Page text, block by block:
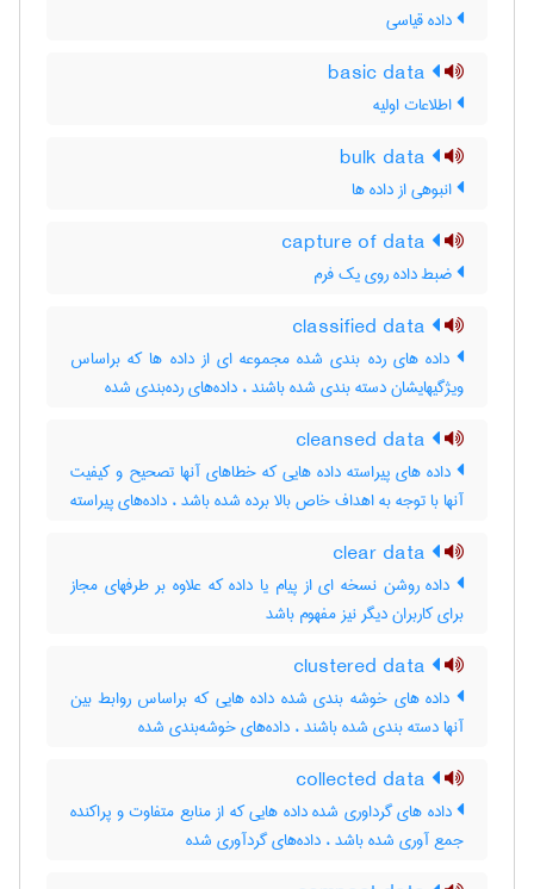
داده قیاسی
اطلاعات اولیه
انبوهی از داده ها
ضبط داده روی یک فرم
داده های رده بندی شده مجموعه ای از داده ها که براساس
ویژگیهایشان دسته بندی شده باشند ، داده‌های رده‌بندی شده
داده های پیراسته داده هایی که خطاهای آنها تصحیح و کیفیت
آنها با توجه به اهداف خاص بالا برده شده باشد ، داده‌های پیراسته
داده روشن نسخه ای از پیام یا داده که علاوه بر طرفهای مجاز
برای کاربران دیگر نیز مفهوم باشد
داده های خوشه بندی شده داده هایی که براساس روابط بین
آنها دسته بندی شده باشند ، داده‌های خوشه‌بندی شده
داده های گرداوری شده داده هایی که از منابع متفاوت و پراکنده
جمع آوری شده باشد ، داده‌های گردآوری شده